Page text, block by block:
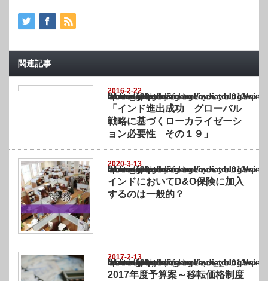
関連記事
2016-2-22
Warning
: Undefined array key "show_category" in
/home/netst/kuno-cpa.co.jp/public_html/india_blog/wp-content/themes/
on line183
「インド進出成功 グローバル
戦略に基づくローカライゼーシ
ョン必要性 その１９」
2020-3-13
Warning
: Undefined array key "show_category" in
/home/netst/kuno-cpa.co.jp/public_html/india_blog/wp-content/themes/
on line183
インドにおいてD&O保険に加入
するのは一般的？
2017-2-13
Warning
: Undefined array key "show_category" in
/home/netst/kuno-cpa.co.jp/public_html/india_blog/wp-content/themes/
on line183
2017年度予算案～移転価格制度